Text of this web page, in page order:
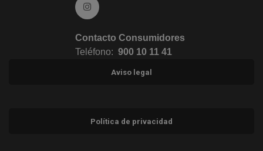
Ir a Instagram (abre en ventana nueva)
Contacto Consumidores
Teléfono: 900 10 11 41
Aviso legal
Política de privacidad